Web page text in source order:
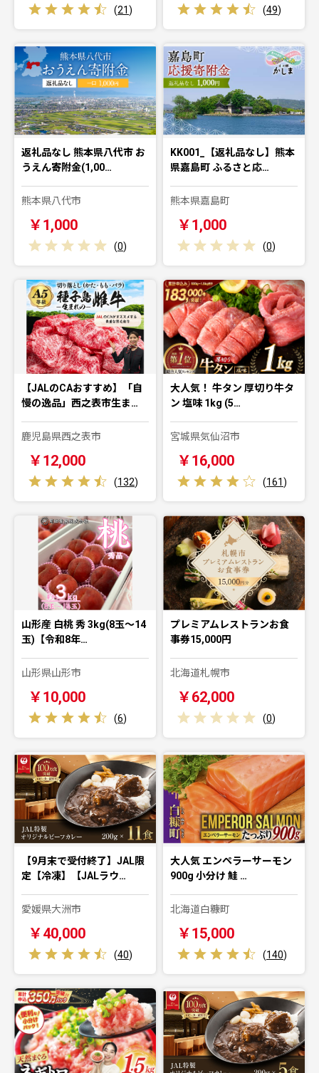
(21) (49)
返礼品なし 熊本県八代市 お
うえん寄附金(1,00…
熊本県八代市
￥1,000
(0)
KK001_【返礼品なし】熊本
県嘉島町 ふるさと応…
熊本県嘉島町
￥1,000
(0)
【JALのCAおすすめ】「自
慢の逸品」西之表市生ま…
鹿児島県西之表市
￥12,000
(132)
大人気！ 牛タン 厚切り牛タ
ン 塩味 1kg (5…
宮城県気仙沼市
￥16,000
(161)
山形産 白桃 秀 3kg(8玉～14
玉)【令和8年…
山形県山形市
￥10,000
(6)
プレミアムレストランお食
事券15,000円
北海道札幌市
￥62,000
(0)
【9月末で受付終了】JAL限
定【冷凍】【JALラウ…
愛媛県大洲市
￥40,000
(40)
大人気 エンペラーサーモン
900g 小分け 鮭 …
北海道白糠町
￥15,000
(140)